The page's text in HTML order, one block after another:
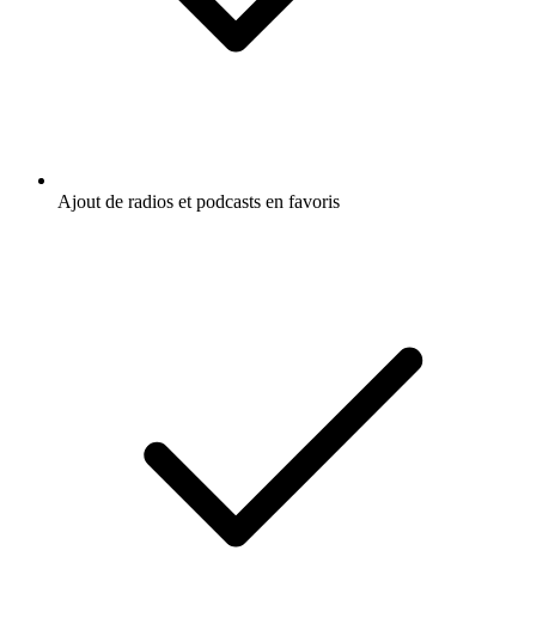
Ajout de radios et podcasts en favoris